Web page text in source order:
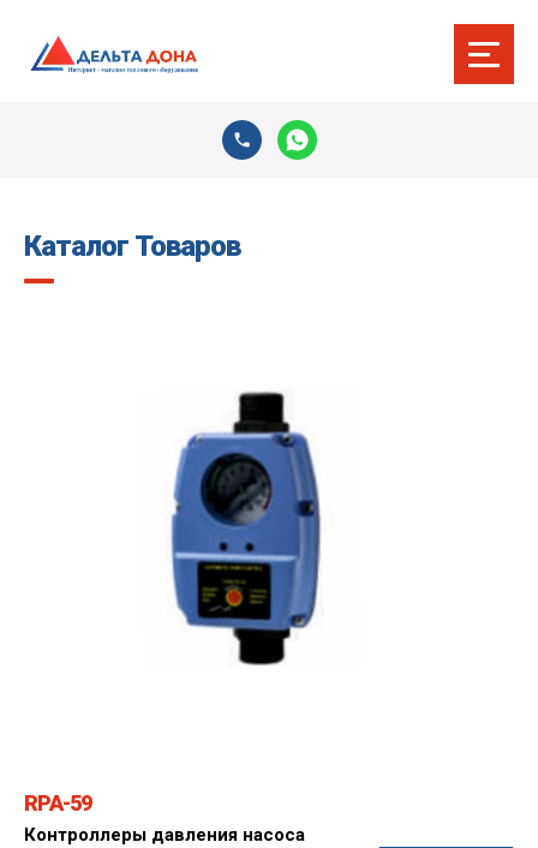
Каталог Товаров
RPA-59
Контроллеры давления насоса